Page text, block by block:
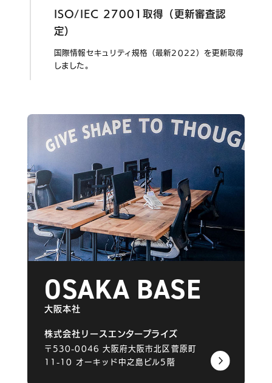
ISO/IEC 27001取得（更新審査認
定）
国際情報セキュリティ規格（最新2022）を更新取得
しました。
OSAKA BASE
大阪本社
株式会社リースエンタープライズ
〒530-0046 大阪府大阪市北区菅原町
11-10
オーキッド中之島ビル5階